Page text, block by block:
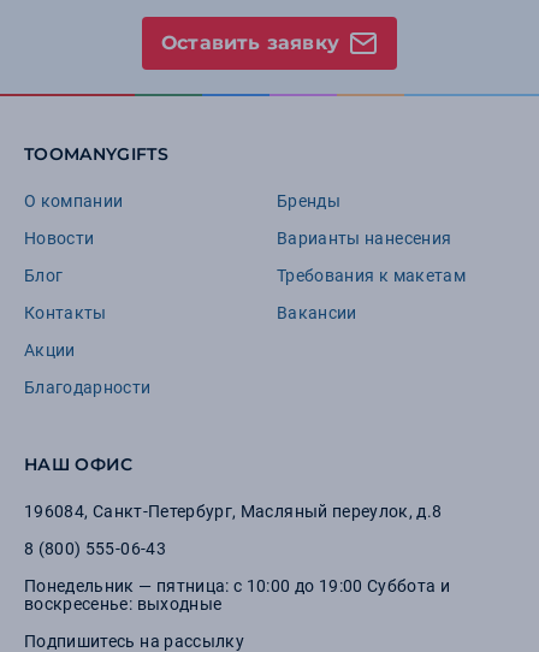
Оставить заявку
TOOMANYGIFTS
О компании
Новости
Блог
Контакты
Акции
Благодарности
Бренды
Варианты нанесения
Требования к макетам
Вакансии
НАШ ОФИС
196084, Санкт-Петербург, Масляный переулок, д.8
8 (800) 555-06-43
Понедельник — пятница: с 10:00 до 19:00 Суббота и
воскресенье: выходные
Подпишитесь на рассылку